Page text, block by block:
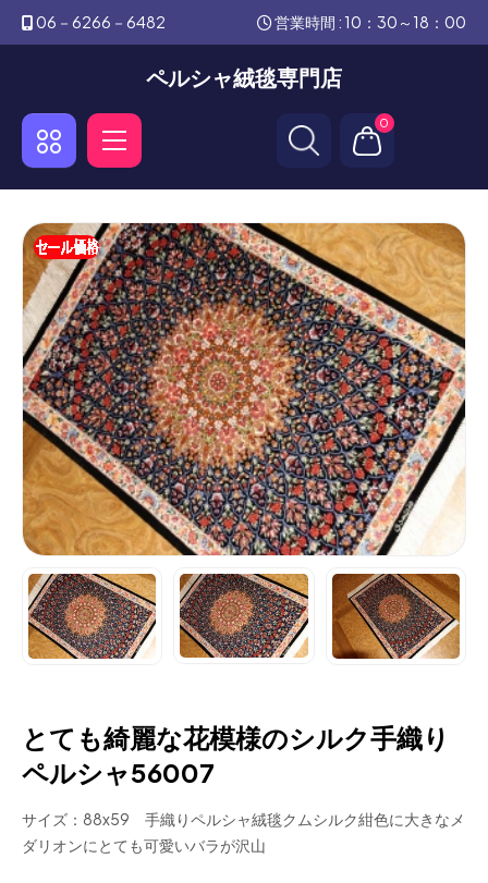
06－6266－6482 営業時間 : 10：30～18：00
ペルシャ絨毯専門店
0
とても綺麗な花模様のシルク手織り
ペルシャ56007
サイズ：88x59 手織りペルシャ絨毯クムシルク紺色に大きなメ
ダリオンにとても可愛いバラが沢山